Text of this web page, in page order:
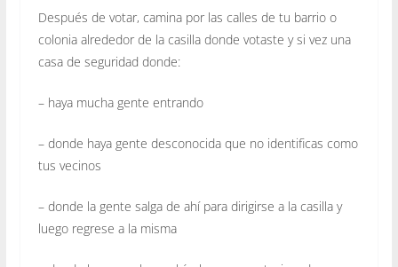
Después de votar, camina por las calles de tu barrio o
colonia alrededor de la casilla donde votaste y si vez una
casa de seguridad donde:
– haya mucha gente entrando
– donde haya gente desconocida que no identificas como
tus vecinos
– donde la gente salga de ahí para dirigirse a la casilla y
luego regrese a la misma